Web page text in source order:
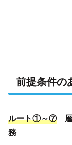
前提条件の
ルート①～⑦層
務